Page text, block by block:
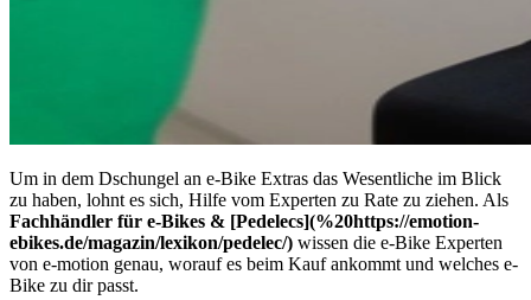
Um in dem Dschungel an e-Bike Extras das Wesentliche im Blick
zu haben, lohnt es sich, Hilfe vom Experten zu Rate zu ziehen. Als
Fachhändler für e-Bikes & [Pedelecs](%20https://emotion-
ebikes.de/magazin/lexikon/pedelec/) wissen die e-Bike Experten
von e-motion genau, worauf es beim Kauf ankommt und welches e-
Bike zu dir passt.